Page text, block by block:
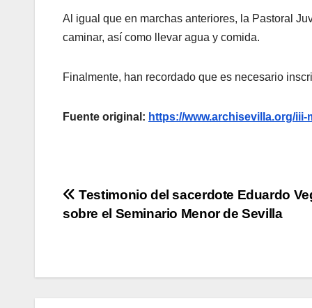
Al igual que en marchas anteriores, la Pastoral
caminar, así como llevar agua y comida.
Finalmente, han recordado que es necesario
Fuente original: https://www.archisevilla.org/
Navegación
Testimonio del sacerdote Eduardo
sobre el Seminario Menor de Sevilla